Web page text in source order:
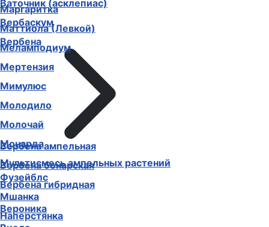
Ваточник (асклепиас)
Вербаскум
Вербена
Вербена ампельная
Вербена бонарская
Вербена гибридная
Вероника
Маргаритка
Маттиола (Левкой)
Меламподиум
Мертензия
Мимулюс
Молодило
Молочай
Монарда
Мультисмесь ампельных растений
Фузейблс
Мшанка
Наперстянка